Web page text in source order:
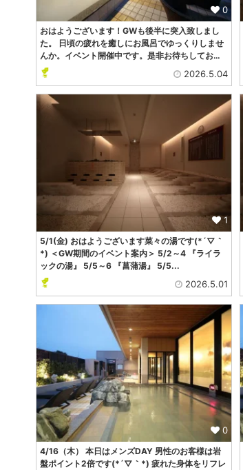
0
おはようございます！GWも後半に突入致しまし
た。 日頃の疲れを癒しにお風呂でゆっくりしませ
んか。イベント開催中です。是非お待ちしてお…
2026.5.04
1
5/1(金) おはようございます菜々の湯です(*´▽｀
*) ＜GW期間のイベント案内＞ 5/2～4 『ライラ
ックの湯』 5/5～6 『菖蒲湯』 5/5...
2026.5.01
0
4/16（木） 本日はメンズDAY 男性のお客様は岩
盤ポイント2倍です(*´▽｀*) 疲れた身体をリフレ